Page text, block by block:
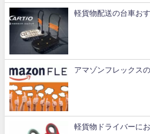
軽貨物配送の台車お
アマゾンフレックス
軽貨物ドライバーに